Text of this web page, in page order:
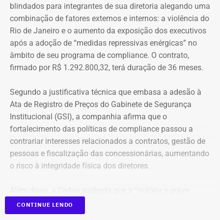
da Indendência (1822), era literatura portuguesa. No caso
do roteiro da Cidade Machadiana, temos ainda muita
coisa que pode se perder com o tempo caso nada seja
feito”, alerta Damasceno.
Registros imortais e um pouco de
fofoca literária
O desembargador é tão apaixonado pela obra do escritor
que, pesquisando textos de vários literatos brasileiros,
escreveu o artigo ”Machado de Assis: Talaricagem,
catarse ou fake news? Este é o enigma”. Nele, discorre
sobre literatura e… fofoca. Mais de 150 anos depois,
“Mas e se a obra for autobiográfica e Machado a tiver
escrito como ummea culpa
Estado do Rio de Janeiro (SIAFE-RJ)
Aumento de gastos com viagens ao
exterior
Entre janeiro de 2022 e 14 de julho de 2026, a base
estadual registrou R$ 84,13 milhões em pagamentos
relacionados a diárias. Desse total, R$ 69,45 milhões
foram contabilizados como deslocamentos dentro do
país e R$ 14,68 milhões como viagens ao exterior.
O aumento dos gastos acompanha o crescimento no
número de viagens: em 2025, o governo autorizou quase
21 mil diárias, frente às cerca de 15 mil registradas no
A alta nas despesas também reflete o aumento das
blindados para integrantes de sua diretoria alegando uma
combinação de fatores externos e internos: a violência do
Rio de Janeiro e o aumento da exposição dos executivos
após a adoção de “medidas repressivas enérgicas” no
âmbito de seu programa de compliance. O contrato,
firmado por R$ 1.292.800,32, terá duração de 36 meses.
Segundo a justificativa técnica que embasa a adesão à
Ata de Registro de Preços do Gabinete de Segurança
Institucional (GSI), a companhia afirma que o
fortalecimento das políticas de compliance passou a
contrariar interesses relacionados a contratos, gestão de
pessoas e fiscalização das concessionárias, aumentando
o risco à integridade física dos diretores.
insegurança pública” no estado, especialmente no
município do Rio de Janeiro e na Baixada Fluminense,
CONTINUE LENDO